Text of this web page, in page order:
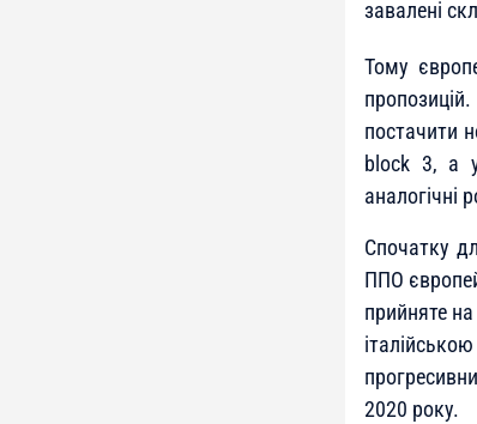
завалені
Тому
постачити
block 3, а
аналогічні
Спочатку
ППО
прийняте
2020 року.